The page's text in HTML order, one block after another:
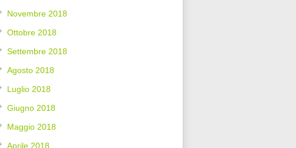
Novembre 2018
Ottobre 2018
Settembre 2018
Agosto 2018
Luglio 2018
Giugno 2018
Maggio 2018
Aprile 2018